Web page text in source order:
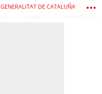
GENERALITAT DE CATALUÑA